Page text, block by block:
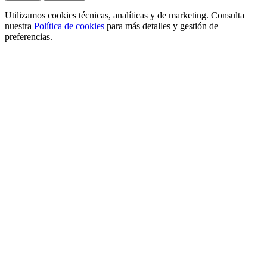
Utilizamos cookies técnicas, analíticas y de marketing. Consulta
nuestra Política de cookies para más detalles y gestión de
preferencias.